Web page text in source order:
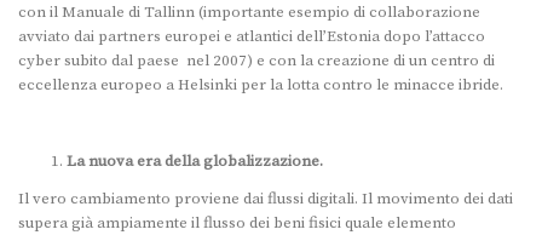
con il Manuale di Tallinn (importante esempio di collaborazione
avviato dai partners europei e atlantici dell’Estonia dopo l’attacco
cyber subito dal paese nel 2007) e con la creazione di un centro di
eccellenza europeo a Helsinki per la lotta contro le minacce ibride.
La nuova era della globalizzazione.
Il vero cambiamento proviene dai flussi digitali. Il movimento dei dati
supera già ampiamente il flusso dei beni fisici quale elemento